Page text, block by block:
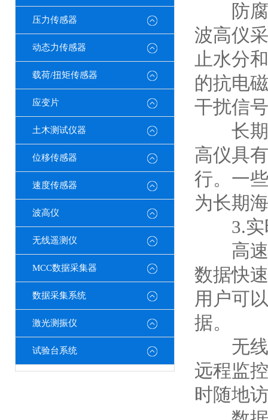
压力传感器
动态力传感器
载荷/扭矩传感器
应变片
土木测试仪器
位移传感器
速度传感器
波高仪
无线遥测仪
MCC数据采集器
数据采集系统
激光测振仪
试验台系统
防腐
波高仪
止水分
的抗电
干扰信
长期
高仪具
行。一
为长期
3.实
高速
数据快
用户可
据。
无线
远程监
时随地